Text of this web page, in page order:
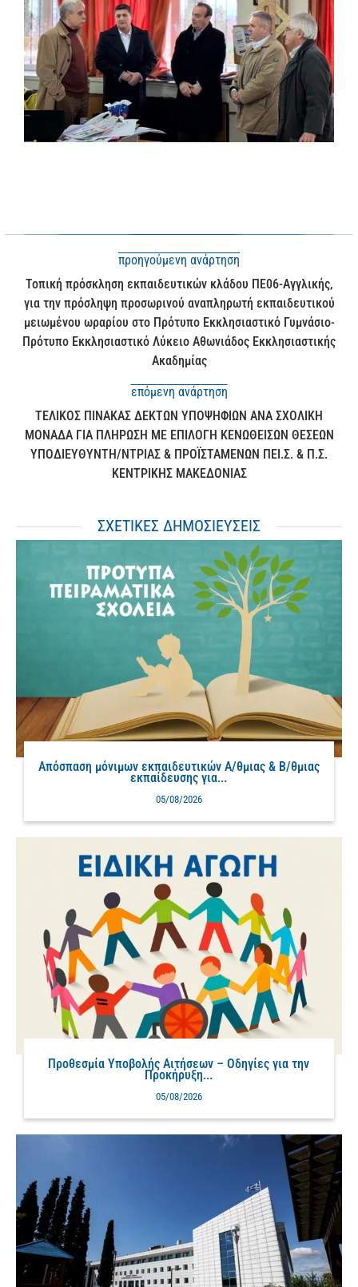
προηγούμενη ανάρτηση
Τοπική πρόσκληση εκπαιδευτικών κλάδου ΠΕ06-Αγγλικής,
για την πρόσληψη προσωρινού αναπληρωτή εκπαιδευτικού
μειωμένου ωραρίου στο Πρότυπο Εκκλησιαστικό Γυμνάσιο-
Πρότυπο Εκκλησιαστικό Λύκειο Αθωνιάδος Εκκλησιαστικής
Ακαδημίας
επόμενη ανάρτηση
ΤΕΛΙΚΟΣ ΠΙΝΑΚΑΣ ΔΕΚΤΩΝ ΥΠΟΨΗΦΙΩΝ ΑΝΑ ΣΧΟΛΙΚΗ
ΜΟΝΑΔΑ ΓΙΑ ΠΛΗΡΩΣΗ ΜΕ ΕΠΙΛΟΓΗ ΚΕΝΩΘΕΙΣΩΝ ΘΕΣΕΩΝ
ΥΠΟΔΙΕΥΘΥΝΤΗ/ΝΤΡΙΑΣ & ΠΡΟΪΣΤΑΜΕΝΩΝ ΠΕΙ.Σ. & Π.Σ.
ΚΕΝΤΡΙΚΗΣ ΜΑΚΕΔΟΝΙΑΣ
ΣΧΕΤΙΚΕΣ ΔΗΜΟΣΙΕΥΣΕΙΣ
Απόσπαση μόνιμων εκπαιδευτικών Α/θμιας & Β/θμιας
εκπαίδευσης για...
05/08/2026
Προθεσμία Υποβολής Αιτήσεων – Οδηγίες για την
Προκήρυξη...
05/08/2026